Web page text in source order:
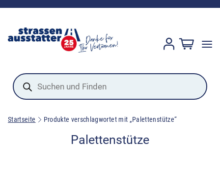
Products
search
Startseite Produkte verschlagwortet mit „Palettenstütze“
Palettenstütze